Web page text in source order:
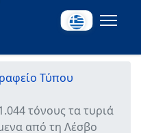
Τύπου
τόνους τα τυριά
από τη Λέσβο